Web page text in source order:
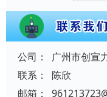
公司：
广州市创宣
联系：
陈欣
邮箱：